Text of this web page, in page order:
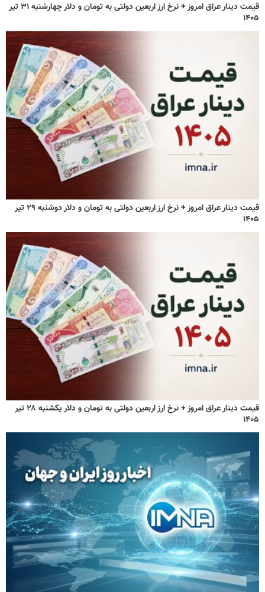
قیمت دینار عراق امروز + نرخ ارز اربعین دولتی به تومان و دلار چهارشنبه ۳۱ تیر
۱۴۰۵
قیمت دینار عراق امروز + نرخ ارز اربعین دولتی به تومان و دلار دوشنبه ۲۹ تیر
۱۴۰۵
قیمت دینار عراق امروز + نرخ ارز اربعین دولتی به تومان و دلار یکشنبه ۲۸ تیر
۱۴۰۵